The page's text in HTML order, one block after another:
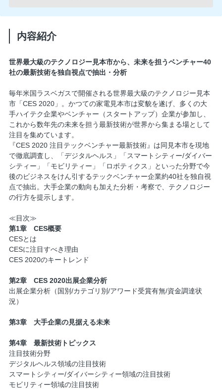
内容紹介
世界最大級のテクノロジー見本市から、未来を担うベンチャー40
社の最新技術を独自視点で抽出・分析
毎年米国ラスベガスで開催される世界最大級のテクノロジー見本
市「CES 2020」。かつての家電見本市は変貌を遂げ、多くの大
手ハイテク企業やベンチャー（スタートアップ）企業が参加し、
これから数年先の未来を担う最新技術が世界から集まる場として
注目を集めています。
『CES 2020 注目テックベンチャー最新技術』は同見本市を現地
で徹底調査し、「デジタルヘルス」「スマートシティー/ダイバー
シティー」「モビリティー」「ロボティクス」といった分野で今
後のビジネスをけん引するテックベンチャー企業約40社を独自視
点で抽出。大手企業の動向も加えた分析・考察で、テクノロジー
の行方を提示します。
≪目次≫
第1章 CES概要
CESとは
CESに注目すべき理由
CES 2020のキートレンド
第2章 CES 2020出展企業分析
出展企業分析（国別/カテゴリ別/アワード受賞有無/資金調達状
況）
第3章 大手企業の見据える未来
第4章 最新技術トピックス
注目技術分野
デジタルヘルス領域の注目技術
スマートシティー/ダイバーシティー領域の注目技術
モビリティー領域の注目技術